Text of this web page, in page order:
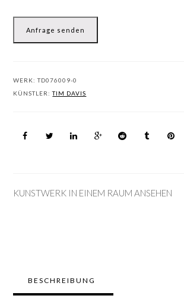
Anfrage senden
WERK:TD076009-0
KÜNSTLER:TIM DAVIS
KUNSTWERK IN EINEM RAUM ANSEHEN
BESCHREIBUNG